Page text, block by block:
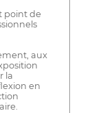
point de
aux
la
en